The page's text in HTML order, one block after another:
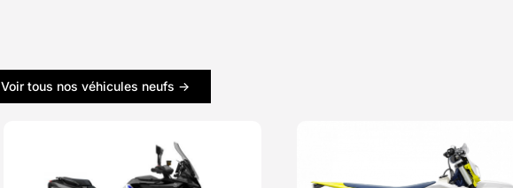
Voir tous nos véhicules neufs ->